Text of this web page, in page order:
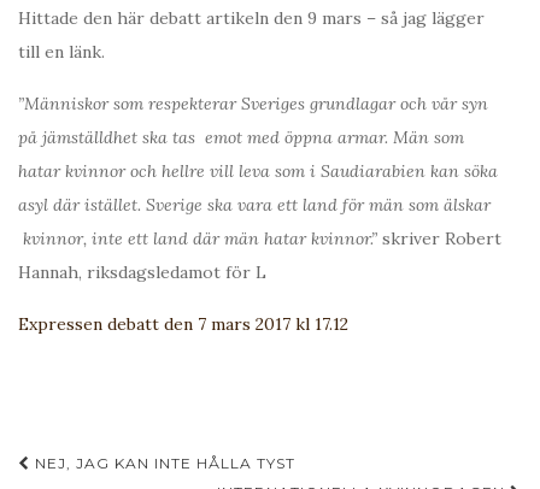
Hittade den här debatt artikeln den 9 mars – så jag lägger
till en länk.
”Människor som respekterar Sveriges grundlagar och vår syn
på jämställdhet ska tas emot med öppna armar. Män som
hatar kvinnor och hellre vill leva som i Saudiarabien kan söka
asyl där istället. Sverige ska vara ett land för män som älskar
kvinnor, inte ett land där män hatar kvinnor.” skriver Robert
Hannah, riksdagsledamot för L
Expressen debatt den 7 mars 2017 kl 17.12
Inläggsnavigering
NEJ, JAG KAN INTE HÅLLA TYST